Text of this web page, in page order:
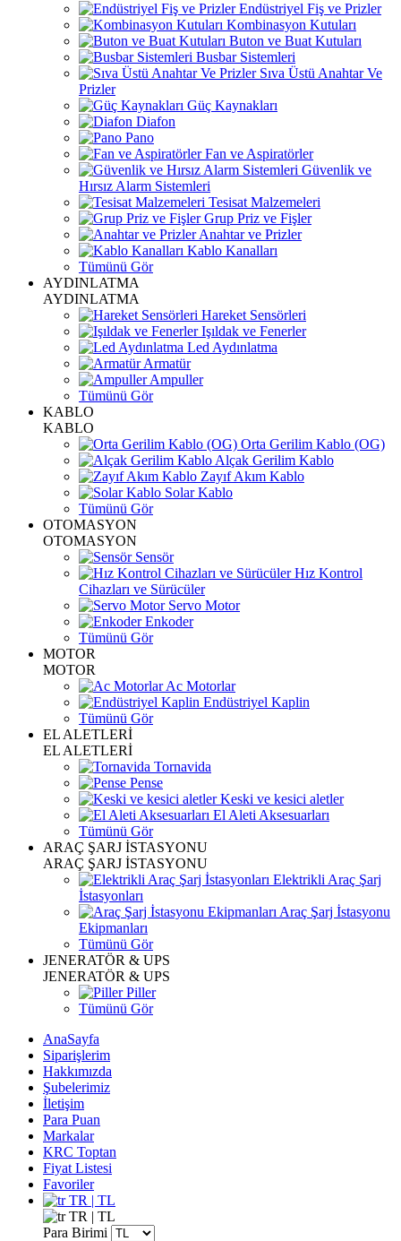
Endüstriyel Fiş ve Prizler
Kombinasyon Kutuları
Buton ve Buat Kutuları
Busbar Sistemleri
Sıva Üstü Anahtar Ve
Prizler
Güç Kaynakları
Diafon
Pano
Fan ve Aspiratörler
Güvenlik ve
Hırsız Alarm Sistemleri
Tesisat Malzemeleri
Grup Priz ve Fişler
Anahtar ve Prizler
Kablo Kanalları
Tümünü Gör
AYDINLATMA
AYDINLATMA
Hareket Sensörleri
Işıldak ve Fenerler
Led Aydınlatma
Armatür
Ampuller
Tümünü Gör
KABLO
KABLO
Orta Gerilim Kablo (OG)
Alçak Gerilim Kablo
Zayıf Akım Kablo
Solar Kablo
Tümünü Gör
OTOMASYON
OTOMASYON
Sensör
Hız Kontrol
Cihazları ve Sürücüler
Servo Motor
Enkoder
Tümünü Gör
MOTOR
MOTOR
Ac Motorlar
Endüstriyel Kaplin
Tümünü Gör
EL ALETLERİ
EL ALETLERİ
Tornavida
Pense
Keski ve kesici aletler
El Aleti Aksesuarları
Tümünü Gör
ARAÇ ŞARJ İSTASYONU
ARAÇ ŞARJ İSTASYONU
Elektrikli Araç Şarj
İstasyonları
Araç Şarj İstasyonu
Ekipmanları
Tümünü Gör
JENERATÖR & UPS
JENERATÖR & UPS
Piller
Tümünü Gör
AnaSayfa
Siparişlerim
Hakkımızda
Şubelerimiz
İletişim
Para Puan
Markalar
KRC Toptan
Fiyat Listesi
Favoriler
TR | TL
TR | TL
Para Birimi